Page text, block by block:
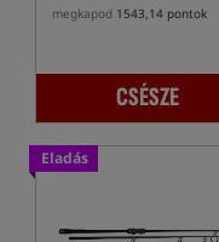
megkapod 1543,14 pontok
CSÉSZE
Eladás